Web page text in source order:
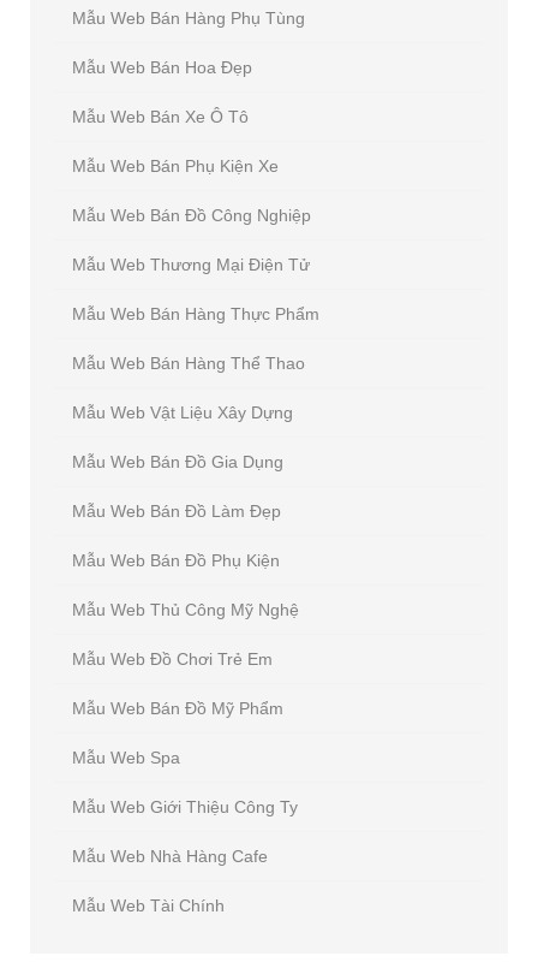
Mẫu Web Bán Hàng Phụ Tùng
Mẫu Web Bán Hoa Đẹp
Mẫu Web Bán Xe Ô Tô
Mẫu Web Bán Phụ Kiện Xe
Mẫu Web Bán Đồ Công Nghiệp
Mẫu Web Thương Mại Điện Tử
Mẫu Web Bán Hàng Thực Phẩm
Mẫu Web Bán Hàng Thể Thao
Mẫu Web Vật Liệu Xây Dựng
Mẫu Web Bán Đồ Gia Dụng
Mẫu Web Bán Đồ Làm Đẹp
Mẫu Web Bán Đồ Phụ Kiện
Mẫu Web Thủ Công Mỹ Nghệ
Mẫu Web Đồ Chơi Trẻ Em
Mẫu Web Bán Đồ Mỹ Phẩm
Mẫu Web Spa
Mẫu Web Giới Thiệu Công Ty
Mẫu Web Nhà Hàng Cafe
Mẫu Web Tài Chính